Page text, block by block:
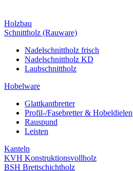
Holzbau
Schnittholz (Rauware)
Nadelschnittholz frisch
Nadelschnittholz KD
Laubschnittholz
Hobelware
Glattkantbretter
Profil-/Fasebretter & Hobeldielen
Rauspund
Leisten
Kanteln
KVH Konstruktionsvollholz
BSH Brettschichtholz